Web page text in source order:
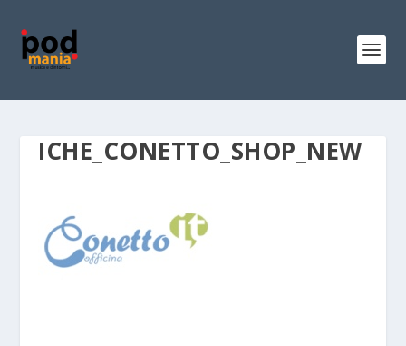
ICHE_CONETTO_SHOP_NEW